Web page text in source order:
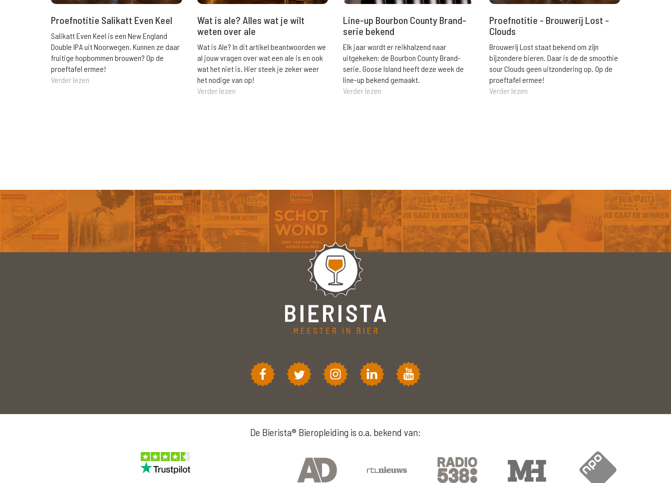
Proefnotitie Salikatt Even Keel
Salikatt Even Keel is een New England
Double IPA uit Noorwegen. Kunnen ze daar
fruitige hopbommen brouwen? Op de
proeftafel ermee!
Verder lezen
Wat is ale? Alles wat je wilt
weten over ale
Wat is Ale? In dit artikel beantwoorden we
al jouw vragen over wat een ale is en ook
wat het niet is. Hier steek je zeker weer
het nodige van op!
Verder lezen
Line-up Bourbon County Brand-
serie bekend
Elk jaar wordt er reikhalzend naar
uitgekeken: de Bourbon County Brand-
serie. Goose Island heeft deze week de
line-up bekend gemaakt.
Verder lezen
Proefnotitie - Brouwerij Lost -
Clouds
Brouwerij Lost staat bekend om zijn
bijzondere bieren. Daar is de de smoothie
sour Clouds geen uitzondering op. Op de
proeftafel ermee!
Verder lezen
De Bierista® Bieropleiding is o.a. bekend van: